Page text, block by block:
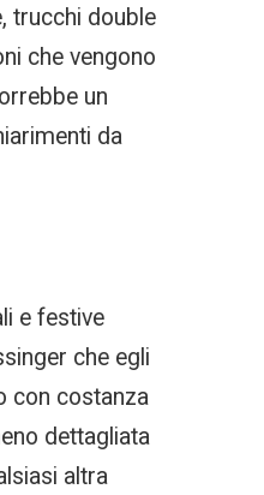
trucchi double
che vengono
un
da
e festive
che egli
con costanza
dettagliata
altra